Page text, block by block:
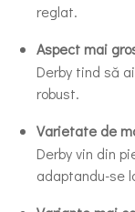
reglat.
Aspect mai
Derby tind să
robust.
Varietate de
Derby vin din
adaptandu-se